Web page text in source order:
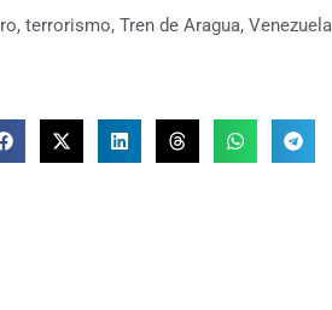
, terrorismo, Tren de Aragua, Venezuela